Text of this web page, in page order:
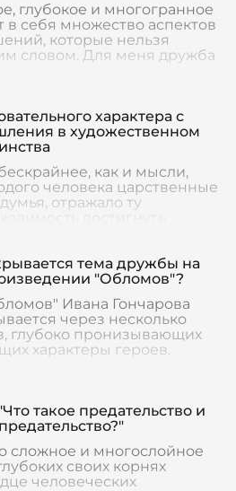
глубокое и многогранное
в себя множество аспектов
которые нельзя
словом. Для меня дружба
характера с
в художественном
как и мысли,
человека царственные
отражало ту
достигнуть
тема дружбы на
"Обломов"?
Ивана Гончарова
через несколько
глубоко пронизывающих
характеры героев.
такое предательство и
сложное и многослойное
своих корнях
человеческих